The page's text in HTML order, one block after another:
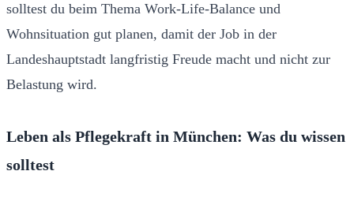
solltest du beim Thema Work-Life-Balance und
Wohnsituation gut planen, damit der Job in der
Landeshauptstadt langfristig Freude macht und nicht zur
Belastung wird.
Leben als Pflegekraft in München: Was du wissen
solltest